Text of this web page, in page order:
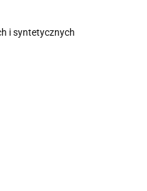
i syntetycznych